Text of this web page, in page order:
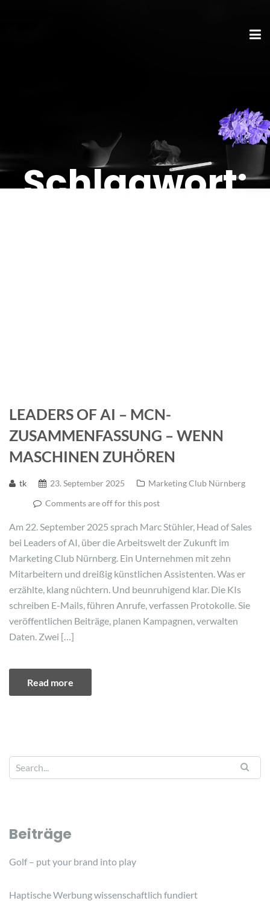
Schlagwort:
LEADERS OF AI – MCN-
ZUSAMMENFASSUNG – WENN
MASCHINEN ZUHÖREN
tk 23. September 2025
Marketing Club Nürnberg
Comments are off for this post
Am 22. September 2025 sprach Marc Stühler, Head of Sales
bei Leaders of AI, über die Arbeitswelt der Zukunft im
Marketing Club Nürnberg. Ein Unternehmen mit zehn
Mitarbeitern und dreißig künstlichen Assistenten. Was er
erzählte, klang nüchtern. Und beunruhigend klar. Die KIs
schreiben E-Mails, führen Anrufe, verfassen Protokolle. Sie
veröffentlichen Beiträge, planen Kampagnen, verwalten
Daten. Zwei […]
Read more
Beiträge
Golf – put your brand into play
Haptische Werbung wissenschaftlich fundiert